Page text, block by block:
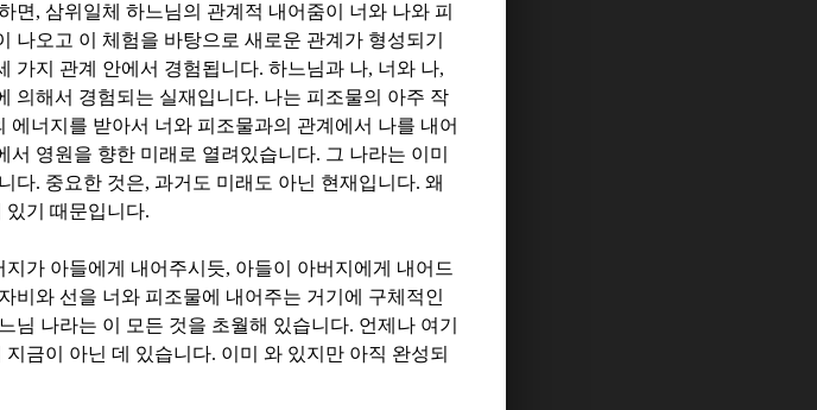
면 , 삼위일체 하느님의 관계적 내어줌이 너와 나와 피
나오고 이 체험을 바탕으로 새로운 관계가 형성되기
가지 관계 안에서 경험됩니다. 하느님과 나, 너와 나,
의해서 경험되는 실재입니다. 나는 피조물의 아주 작
너지를 받아서 너와 피조물과의 관계에서 나를 내어
서 영원을 향한 미래로 열려있습니다. 그 나라는 이미
다. 중요한 것은, 과거도 미래도 아닌 현재입니다. 왜
있기 때문입니다.
가 아들에게 내어주시듯, 아들이 아버지에게 내어드
비와 선을 너와 피조물에 내어주는 거기에 구체적인
님 나라는 이 모든 것을 초월해 있습니다. 언제나 여기
지금이 아닌 데 있습니다. 이미 와 있지만 아직 완성되